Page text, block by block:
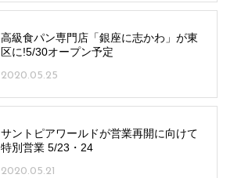
高級食パン専門店「銀座に志かわ」が東
区に!5/30オープン予定
2020.05.25
サントピアワールドが営業再開に向けて
特別営業 5/23・24
2020.05.21